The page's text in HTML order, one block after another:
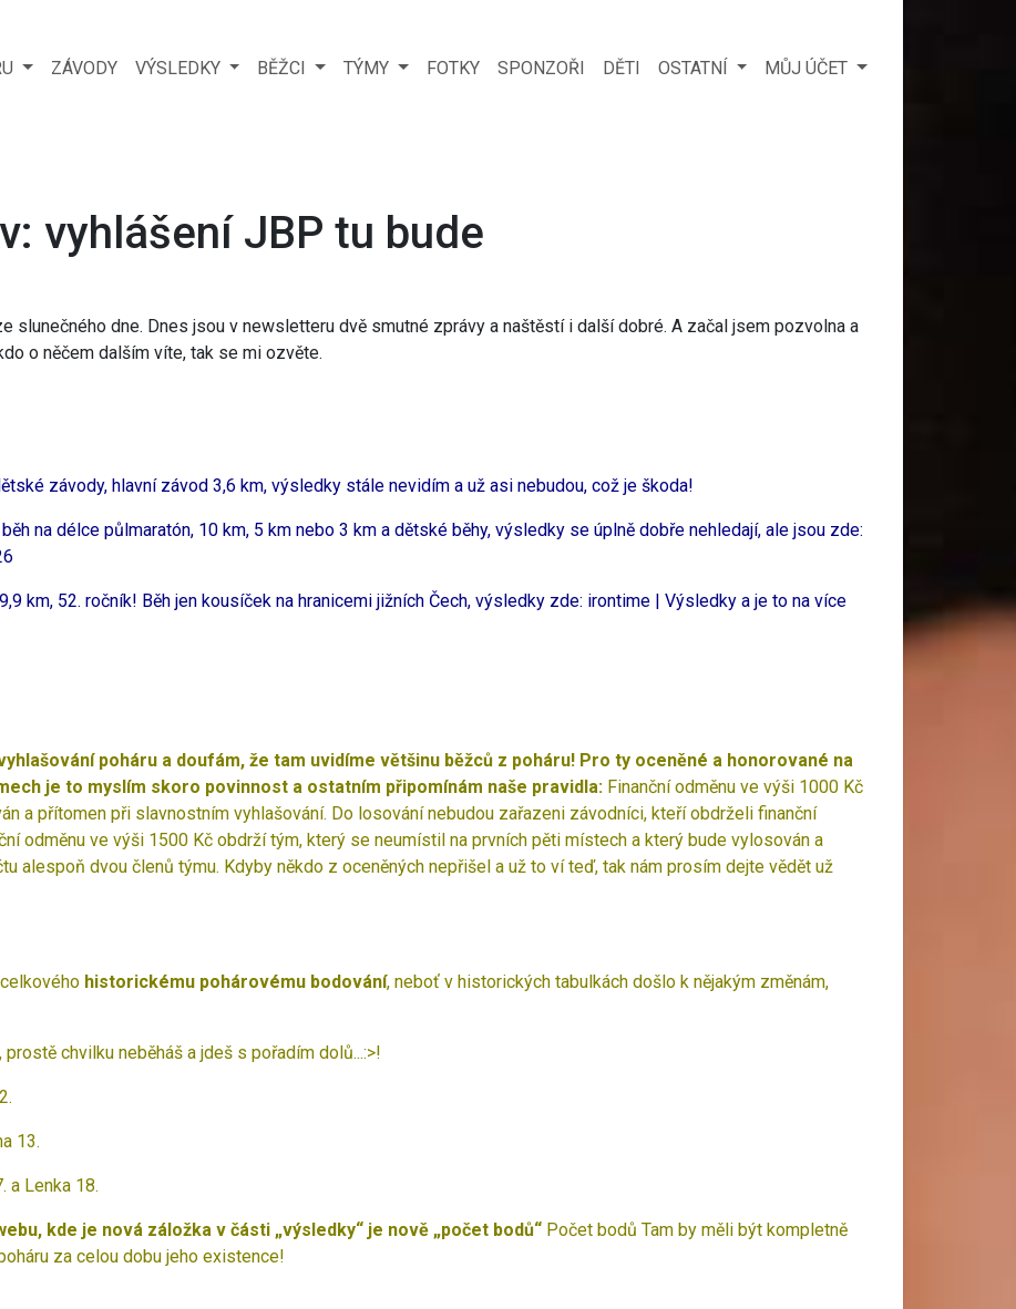
ZÁVODY VÝSLEDKY BĚŽCI TÝMY FOTKY SPONZOŘI DĚTI OSTATNÍ MŮJ ÚČET
vyhlášení JBP tu bude
slunečného dne. Dnes jsou v newsletteru dvě smutné zprávy a naštěstí i další dobré. A začal jsem pozvolna a
o něčem dalším víte, tak se mi ozvěte.
závody, hlavní závod 3,6 km, výsledky stále nevidím a už asi nebudou, což je škoda!
na délce půlmaratón, 10 km, 5 km nebo 3 km a dětské běhy, výsledky se úplně dobře nehledají, ale jsou zde:
km, 52. ročník! Běh jen kousíček na hranicemi jižních Čech, výsledky zde: irontime | Výsledky a je to na více
poháru a doufám, že tam uvidíme většinu běžců z poháru! Pro ty oceněné a honorované na
je to myslím skoro povinnost a ostatním připomínám naše pravidla: Finanční odměnu ve výši 1000 Kč
a přítomen při slavnostním vyhlašování. Do losování nebudou zařazeni závodníci, kteří obdrželi finanční
odměnu ve výši 1500 Kč obdrží tým, který se neumístil na prvních pěti místech a který bude vylosován a
alespoň dvou členů týmu. Kdyby někdo z oceněných nepřišel a už to ví teď, tak nám prosím dejte vědět už
historickému pohárovému bodování, neboť v historických tabulkách došlo k nějakým změnám,
chvilku neběháš a jdeš s pořadím dolů...:>!
13.
a Lenka 18.
kde je nová záložka v části „výsledky“ je nově „počet bodů“ Počet bodů Tam by měli být kompletně
za celou dobu jeho existence!